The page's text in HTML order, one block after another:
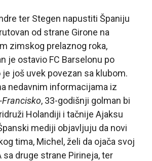
ter Stegen napustiti Španiju
od strane Girone na
zimskog prelaznog roka,
je ostavio FC Barselonu po
je još uvek povezan sa klubom.
nedavnim informacijama iz
Francisko, 33-godišnji golman bi
Holandiji i tačnije Ajaksu
mediji objavljuju da novi
tima, Michel, želi da ojača svoj
sa druge strane Pirineja, ter